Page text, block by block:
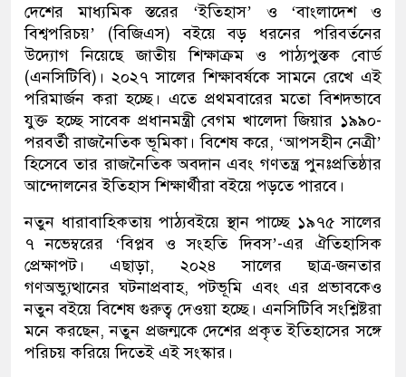
দেশের মাধ্যমিক স্তরের ‘ইতিহাস’ ও ‘বাংলাদেশ ও
বিশ্বপরিচয়’ (বিজিএস) বইয়ে বড় ধরনের পরিবর্তনের
উদ্যোগ নিয়েছে জাতীয় শিক্ষাক্রম ও পাঠ্যপুস্তক বোর্ড
(এনসিটিবি)। ২০২৭ সালের শিক্ষাবর্ষকে সামনে রেখে এই
পরিমার্জন করা হচ্ছে। এতে প্রথমবারের মতো বিশদভাবে
যুক্ত হচ্ছে সাবেক প্রধানমন্ত্রী বেগম খালেদা জিয়ার ১৯৯০-
পরবর্তী রাজনৈতিক ভূমিকা। বিশেষ করে, ‘আপসহীন নেত্রী’
হিসেবে তার রাজনৈতিক অবদান এবং গণতন্ত্র পুনঃপ্রতিষ্ঠার
আন্দোলনের ইতিহাস শিক্ষার্থীরা বইয়ে পড়তে পারবে।
নতুন ধারাবাহিকতায় পাঠ্যবইয়ে স্থান পাচ্ছে ১৯৭৫ সালের
৭ নভেম্বরের ‘বিপ্লব ও সংহতি দিবস’-এর ঐতিহাসিক
প্রেক্ষাপট। এছাড়া, ২০২৪ সালের ছাত্র-জনতার
গণঅভ্যুত্থানের ঘটনাপ্রবাহ, পটভূমি এবং এর প্রভাবকেও
নতুন বইয়ে বিশেষ গুরুত্ব দেওয়া হচ্ছে। এনসিটিবি সংশ্লিষ্টরা
মনে করছেন, নতুন প্রজন্মকে দেশের প্রকৃত ইতিহাসের সঙ্গে
পরিচয় করিয়ে দিতেই এই সংস্কার।